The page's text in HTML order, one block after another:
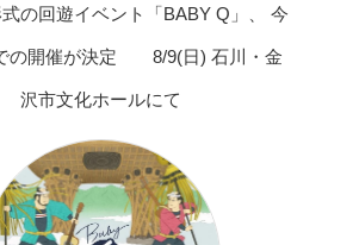
の回遊イベント「BABY Q」、 今
の開催が決定 8/9(日) 石川・金
沢市文化ホールにて